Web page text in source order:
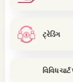
ટ્રેડિંગ
વિવિધ